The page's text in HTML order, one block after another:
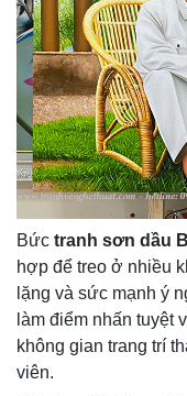
Bức tranh sơn dầu
hợp để treo ở nhiều
lặng và sức mạnh ý
làm điểm nhấn tuyệt
không gian trang trí
viên.